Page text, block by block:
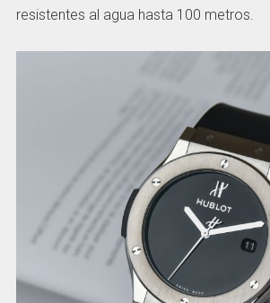
resistentes al agua hasta 100 metros.